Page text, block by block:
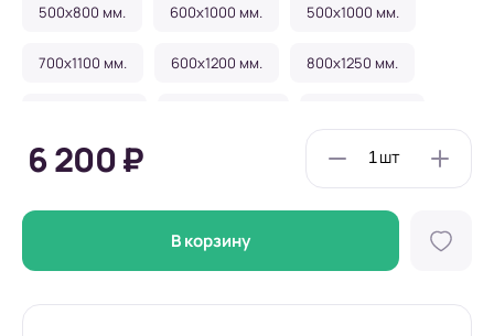
500x800 мм. 600x1000 мм. 500x1000 мм.
700x1100 мм. 600x1200 мм. 800x1250 мм.
1000x2000 мм.
6 200 ₽
В корзину